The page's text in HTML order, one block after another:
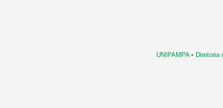
UNIPAMPA• Diretoria